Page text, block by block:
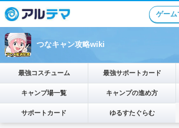
ゲーム
つなキャン攻略wiki
最強コスチューム 最強サポートカード
キャンプ場一覧 キャンプの進め方
サポートカード ゆるすたぐらむ